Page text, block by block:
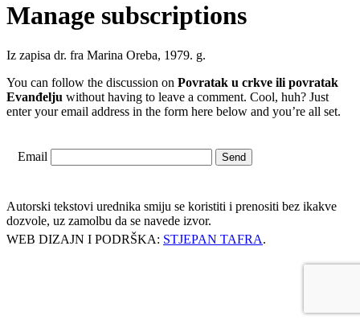
Manage subscriptions
Iz zapisa dr. fra Marina Oreba, 1979. g.
You can follow the discussion on Povratak u crkve ili povratak
Evanđelju without having to leave a comment. Cool, huh? Just
enter your email address in the form here below and you’re all set.
Email
Autorski tekstovi urednika smiju se koristiti i prenositi bez ikakve
dozvole, uz zamolbu da se navede izvor.
WEB DIZAJN I PODRŠKA: STJEPAN TAFRA.